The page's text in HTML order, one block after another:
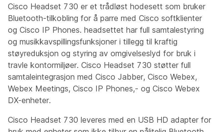
Cisco Headset 730 er et trådløst hodesett som bruker
Bluetooth-tilkobling for å parre med Cisco softklienter
og Cisco IP Phones. headsettet har full samtalestyring
og musikkavspillingsfunksjoner i tillegg til kraftig
støyreduksjon og styring av omgivelseslyd for bruk i
travle kontormiljøer. Cisco Headset 730 støtter full
samtaleintegrasjon med Cisco Jabber, Cisco Webex,
Webex Meetings, Cisco IP Phones,- og Cisco Webex
DX-enheter.
Cisco Headset 730 leveres med en USB HD adapter for